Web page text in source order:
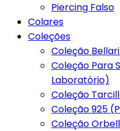
Piercing Falso
Colares
Coleções
Coleção
Coleção Para
Laboratório)
Coleção
Coleção 925
Coleção